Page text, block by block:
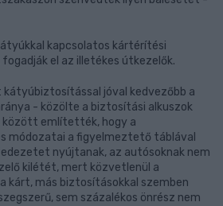
kapcsolatos kártérítési
el az illetékes útkezelők.
jóval kedvezőbb a
- közölte a biztosítási alkuszok
között említették, hogy a
módozatai a figyelmeztető táblával
nyújtanak, az autósoknak nem
kilétét, mert közvetlenül a
kárt, más biztosításokkal szemben
sem százalékos önrész nem